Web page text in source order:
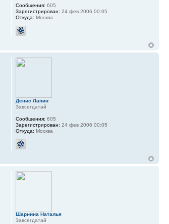
Сообщения: 605
Зарегистрирован: 24 фев 2006 00:05
Откуда: Москва
Денис Лапин
Завсегдатай
Сообщения: 605
Зарегистрирован: 24 фев 2006 00:05
Откуда: Москва
Шарнина Наталья
Завсегдатай